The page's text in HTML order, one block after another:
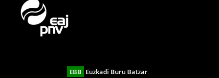
EBB Euzkadi Buru Batzar